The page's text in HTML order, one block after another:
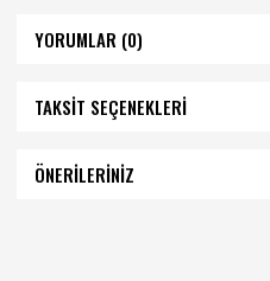
YORUMLAR (0)
TAKSİT SEÇENEKLERİ
ÖNERİLERİNİZ